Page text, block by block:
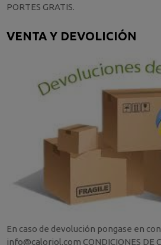
PORTES GRATIS.
VENTA Y DEVOLICIÓN
En caso de devolución pongase en
info@caloriol.com CONDICIONES DE